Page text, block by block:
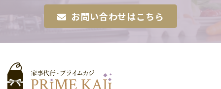
お問い合わせはこちら